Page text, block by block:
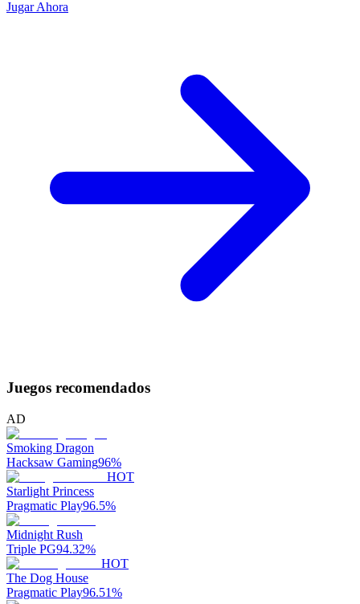
Jugar Ahora
Juegos recomendados
AD
Smoking Dragon
Hacksaw Gaming96%
HOT
Starlight Princess
Pragmatic Play96.5%
Midnight Rush
Triple PG94.32%
HOT
The Dog House
Pragmatic Play96.51%